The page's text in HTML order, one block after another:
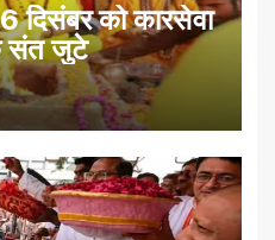
दिसंबर को कारसेवा
संत जुटे